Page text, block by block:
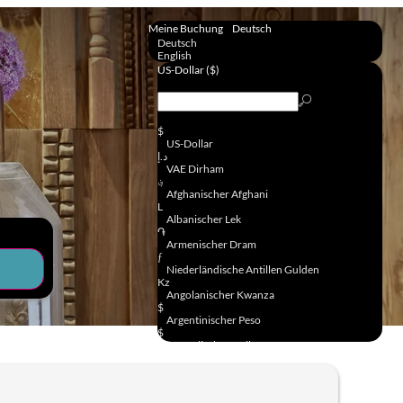
Meine Buchung
Deutsch
Deutsch
English
US-Dollar ($)
$
US-Dollar
د.إ
VAE Dirham
؋
Afghanischer Afghani
L
Albanischer Lek
֏
Armenischer Dram
ƒ
Niederländische Antillen Gulden
Kz
Angolanischer Kwanza
$
Argentinischer Peso
$
Australischer Dollar